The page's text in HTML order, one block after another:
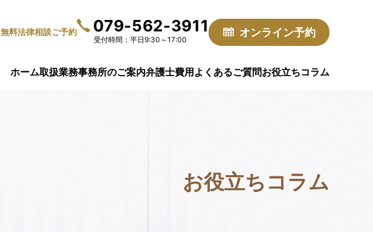
無料法律相談ご予約 079-562-3911
受付時間：平日9:30～17:00
オンライン予約
ホーム取扱業務事務所のご案内弁護士費用 よくあるご質問お役立ちコラム
お役立ちコラム